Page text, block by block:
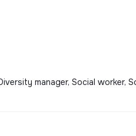
manager, Social worker,